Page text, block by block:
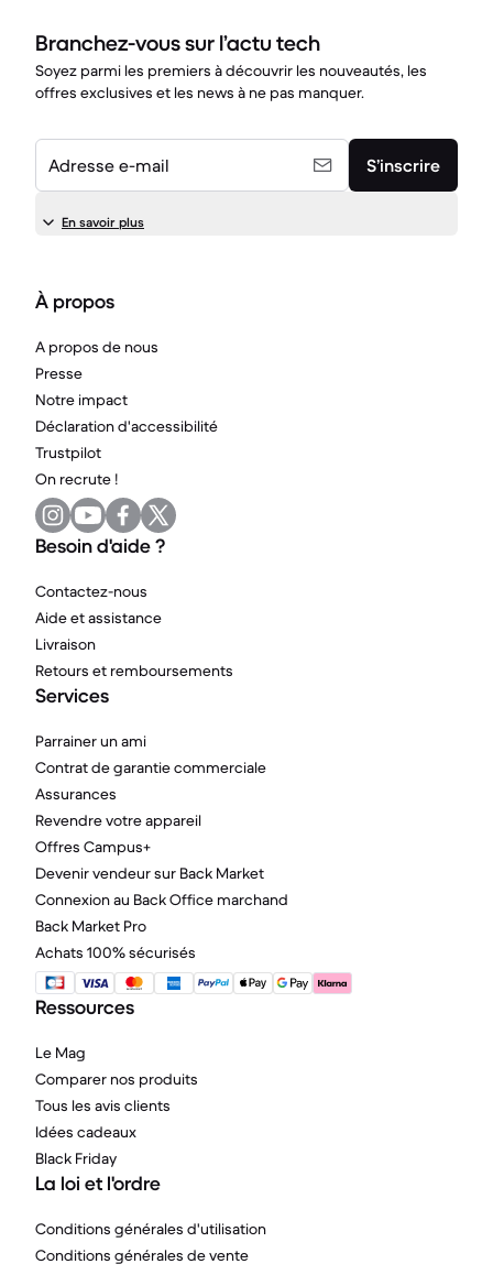
Branchez-vous sur l’actu tech
Soyez parmi les premiers à découvrir les nouveautés, les
offres exclusives et les news à ne pas manquer.
Adresse e-mail S’inscrire
En savoir plus
À propos
A propos de nous
Presse
Notre impact
Déclaration d'accessibilité
Trustpilot
On recrute !
Besoin d'aide ?
Contactez-nous
Aide et assistance
Livraison
Retours et remboursements
Services
Parrainer un ami
Contrat de garantie commerciale
Assurances
Revendre votre appareil
Offres Campus+
Devenir vendeur sur Back Market
Connexion au Back Office marchand
Back Market Pro
Achats 100% sécurisés
Ressources
Le Mag
Comparer nos produits
Tous les avis clients
Idées cadeaux
Black Friday
La loi et l'ordre
Conditions générales d'utilisation
Conditions générales de vente